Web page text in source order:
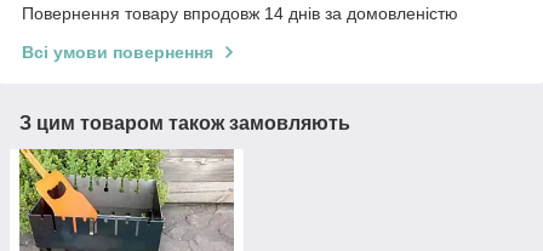
Повернення товару впродовж 14 днів за домовленістю
Всі умови повернення
З цим товаром також замовляють